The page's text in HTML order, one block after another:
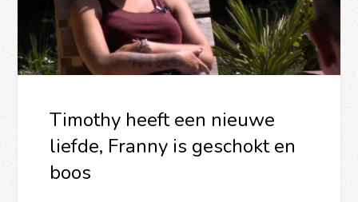
Timothy heeft een nieuwe
liefde, Franny is geschokt en
boos